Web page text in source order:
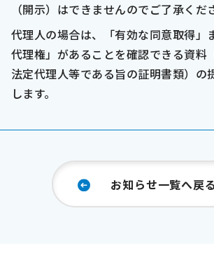
（開示）はできませんのでご了承くだ
代理人の場合は、「有効な同意取得」
代理権」があることを確認できる資料
法定代理人等である旨の証明書類）の
します。
お知らせ一覧へ戻る